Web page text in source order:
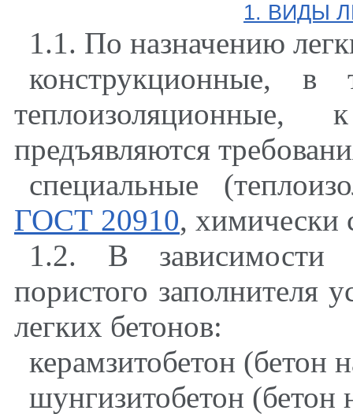
1. ВИДЫ
1.1. По назначению
конструкционные, в
теплоизоляционные, к
предъявляются
специальные
ГОСТ 20910, химически
1.2. В зависимости
пористого заполнителя
легких бетонов:
керамзитобетон (бетон
шунгизитобетон (бетон